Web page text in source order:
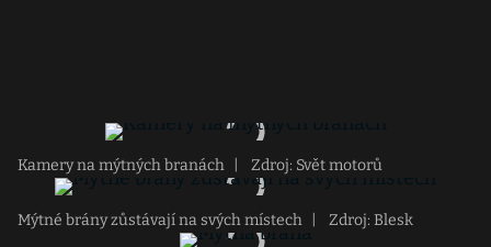
Kamery na mýtných branách Zdroj: Svět motorů
Mýtné brány zůstávají na svých místech Zdroj: Blesk